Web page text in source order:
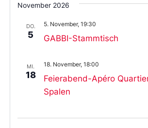
November 2026
DO.
5 GABBI-Stammtisch
5. November, 19:30
MI.
18
Feierabend-Apéro
Spalen
18. November, 18:00